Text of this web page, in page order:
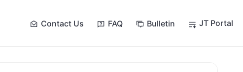
Contact Us FAQ Bulletin JT Portal